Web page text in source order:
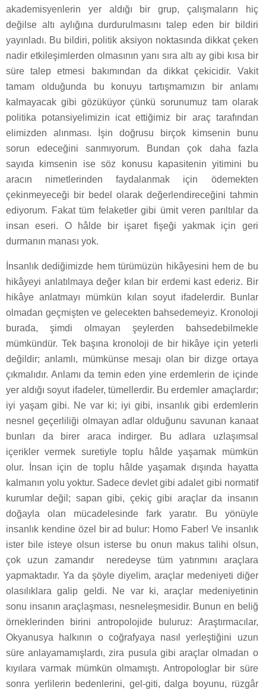
akademisyenlerin yer aldığı bir grup, çalışmaların hiç
değilse altı aylığına durdurulmasını talep eden bir bildiri
yayınladı. Bu bildiri, politik aksiyon noktasında dikkat çeken
nadir etkileşimlerden olmasının yanı sıra altı ay gibi kısa bir
süre talep etmesi bakımından da dikkat çekicidir. Vakit
tamam olduğunda bu konuyu tartışmamızın bir anlamı
kalmayacak gibi gözüküyor çünkü sorunumuz tam olarak
politika potansiyelimizin icat ettiğimiz bir araç tarafından
elimizden alınması. İşin doğrusu birçok kimsenin bunu
sorun edeceğini sanmıyorum. Bundan çok daha fazla
sayıda kimsenin ise söz konusu kapasitenin yitimini bu
aracın nimetlerinden faydalanmak için ödemekten
çekinmeyeceği bir bedel olarak değerlendireceğini tahmin
ediyorum. Fakat tüm felaketler gibi ümit veren parıltılar da
insan eseri. O hâlde bir işaret fişeği yakmak için geri
durmanın manası yok.
İnsanlık dediğimizde hem türümüzün hikâyesini hem de bu
hikâyeyi anlatılmaya değer kılan bir erdemi kast ederiz. Bir
hikâye anlatmayı mümkün kılan soyut ifadelerdir. Bunlar
olmadan geçmişten ve gelecekten bahsedemeyiz. Kronoloji
burada, şimdi olmayan şeylerden bahsedebilmekle
mümkündür. Tek başına kronoloji de bir hikâye için yeterli
değildir; anlamlı, mümkünse mesajı olan bir dizge ortaya
çıkmalıdır. Anlamı da temin eden yine erdemlerin de içinde
yer aldığı soyut ifadeler, tümellerdir. Bu erdemler amaçlardır;
iyi yaşam gibi. Ne var ki; iyi gibi, insanlık gibi erdemlerin
nesnel geçerliliği olmayan adlar olduğunu savunan kanaat
bunları da birer araca indirger. Bu adlara uzlaşımsal
içerikler vermek suretiyle toplu hâlde yaşamak mümkün
olur. İnsan için de toplu hâlde yaşamak dışında hayatta
kalmanın yolu yoktur. Sadece devlet gibi adalet gibi normatif
kurumlar değil; sapan gibi, çekiç gibi araçlar da insanın
doğayla olan mücadelesinde fark yaratır. Bu yönüyle
insanlık kendine özel bir ad bulur: Homo Faber! Ve insanlık
ister bile isteye olsun isterse bu onun makus talihi olsun,
çok uzun zamandır neredeyse tüm yatırımını araçlara
yapmaktadır. Ya da şöyle diyelim, araçlar medeniyeti diğer
olasılıklara galip geldi. Ne var ki, araçlar medeniyetinin
sonu insanın araçlaşması, nesneleşmesidir. Bunun en beliğ
örneklerinden birini antropolojide buluruz: Araştırmacılar,
Okyanusya halkının o coğrafyaya nasıl yerleştiğini uzun
süre anlayamamışlardı, zira pusula gibi araçlar olmadan o
kıyılara varmak mümkün olmamıştı. Antropologlar bir süre
sonra yerlilerin bedenlerini, gel-giti, dalga boyunu, rüzgâr